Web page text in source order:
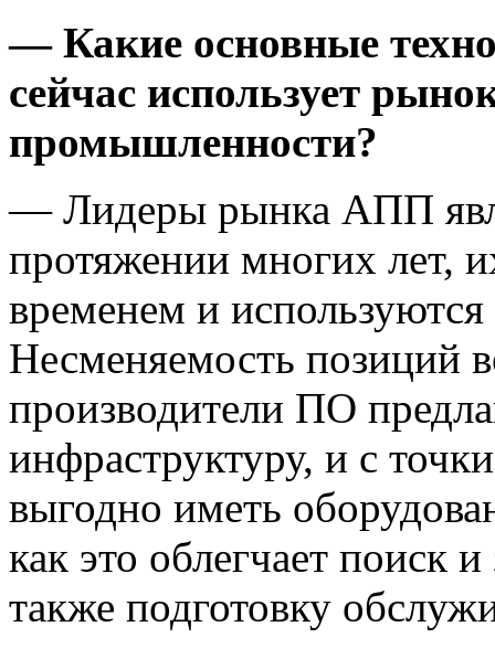
— Какие основные
сейчас использует
промышленности?
— Лидеры рынка АПП
протяжении многих лет,
временем и
Несменяемость позиций
производители ПО
инфраструктуру, и с
выгодно иметь
как это облегчает поиск
также подготовку